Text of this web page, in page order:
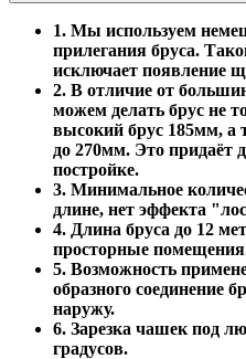
1. Мы используем
прилегания бруса.
исключает появление
2. В отличие от
можем делать брус не
высокий брус 185мм, а
до 270мм. Это придаёт
постройке.
3. Минимальное
длине, нет эффекта
4. Длина бруса до 12
просторные
5. Возможность
образного соединение
наружу.
6. Зарезка чашек под
градусов.